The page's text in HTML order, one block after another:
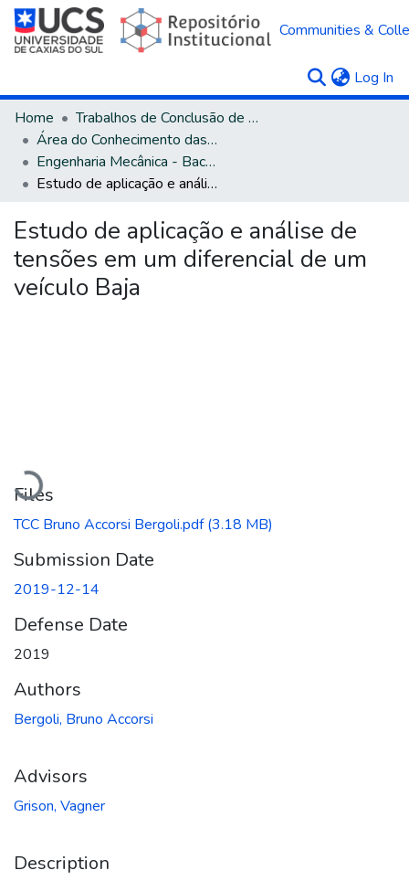
Communities &
Log In
Home
Trabalhos de Conclusão de Curso
Área do Conhecimento das Engenharias
Engenharia Mecânica - Bacharelado
Estudo de aplicação e análise de tensões em um diferencial de um veículo Baja
Estudo de aplicação e análise de
tensões em um diferencial de um
veículo Baja
Loading...
Files
TCC Bruno Accorsi Bergoli.pdf(3.18 MB)
Submission Date
2019-12-14
Defense Date
2019
Authors
Bergoli, Bruno Accorsi
Advisors
Grison, Vagner
Description